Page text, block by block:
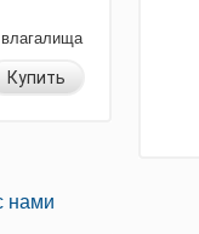
Купить
нами